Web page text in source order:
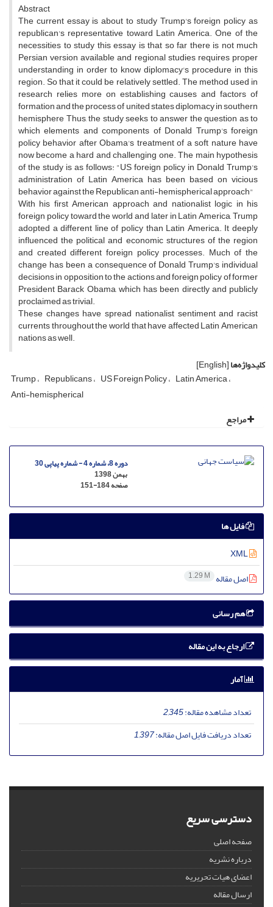
Abstract
The current essay is about to study Trump's foreign policy as
republican's representative toward Latin America. One of the
necessities to study this essay is that so far there is not much
Persian version available and regional studies requires proper
understanding in order to know diplomacy's procedure in this
region. So that it could be relatively settled. The method used in
research relies more on establishing causes and factors of
formation and the process of united states diplomacy in southern
hemisphere Thus, the study seeks to answer the question as to
which elements and components of Donald Trump's foreign
policy behavior after Obama's treatment of a soft nature have
now become a hard and challenging one. The main hypothesis
of the study is as follows: "US foreign policy in Donald Trump's
administration of Latin America has been based on vicious
behavior against the Republican anti-hemispherical approach"
With his first American approach and nationalist logic in his
foreign policy toward the world and later in Latin America, Trump
adopted a different line of policy than Latin America. It deeply
influenced the political and economic structures of the region
and created different foreign policy processes. Much of the
change has been a consequence of Donald Trump's individual
decisions in opposition to the actions and foreign policy of former
President Barack Obama, which has been directly and publicly
proclaimed as trivial.
These changes have spread nationalist sentiment and racist
currents throughout the world that have affected Latin American
nations as well.
کلیدواژه‌ها[English]
Trump Republicans US Foreign Policy Latin America
Anti-hemispherical
مراجع
دوره 8، شماره 4 - شماره پیاپی 30
بهمن 1398
صفحه151-184
فایل ها
اصل مقاله 1.29 M
هم رسانی
ارجاع به این مقاله
آمار
تعداد مشاهده مقاله:2,345
تعداد دریافت فایل اصل مقاله:1,397
دسترسی سریع
صفحه اصلی
درباره نشریه
اعضای هیات تحریریه
ارسال مقاله